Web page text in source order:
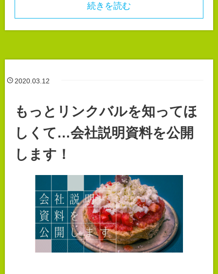
続きを読む
2020.03.12
もっとリンクバルを知ってほ
しくて…会社説明資料を公開
します！